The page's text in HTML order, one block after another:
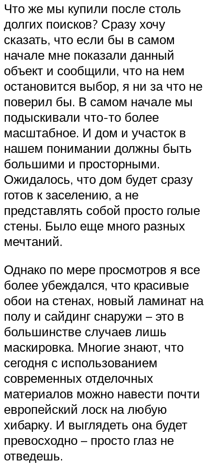
Что же мы купили после столь
долгих поисков? Сразу хочу
сказать, что если бы в самом
начале мне показали данный
объект и сообщили, что на нем
остановится выбор, я ни за что не
поверил бы. В самом начале мы
подыскивали что-то более
масштабное. И дом и участок в
нашем понимании должны быть
большими и просторными.
Ожидалось, что дом будет сразу
готов к заселению, а не
представлять собой просто голые
стены. Было еще много разных
мечтаний.
Однако по мере просмотров я все
более убеждался, что красивые
обои на стенах, новый ламинат на
полу и сайдинг снаружи – это в
большинстве случаев лишь
маскировка. Многие знают, что
сегодня с использованием
современных отделочных
материалов можно навести почти
европейский лоск на любую
хибарку. И выглядеть она будет
превосходно – просто глаз не
отведешь.